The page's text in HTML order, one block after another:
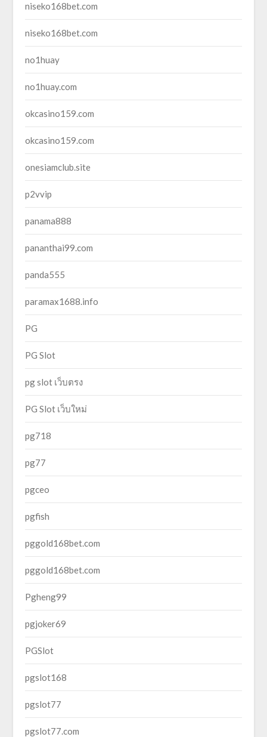
niseko168bet.com
niseko168bet.com
no1huay
no1huay.com
okcasino159.com
okcasino159.com
onesiamclub.site
p2vvip
panama888
pananthai99.com
panda555
paramax1688.info
PG
PG Slot
pg slot เว็บตรง
PG Slot เว็บใหม่
pg718
pg77
pgceo
pgfish
pggold168bet.com
pggold168bet.com
Pgheng99
pgjoker69
PGSlot
pgslot168
pgslot77
pgslot77.com